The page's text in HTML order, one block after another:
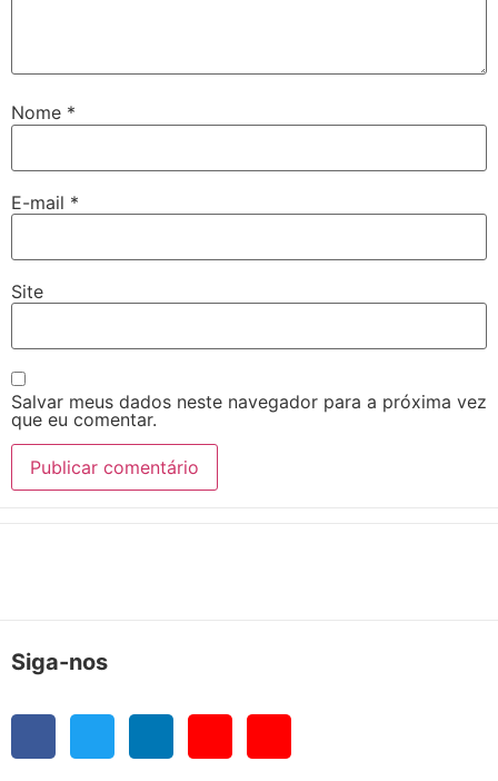
Nome *
E-mail *
Site
Salvar meus dados neste navegador para a próxima vez
que eu comentar.
Siga-nos